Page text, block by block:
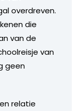
overdreven.
die
van de
van
geen
relatie